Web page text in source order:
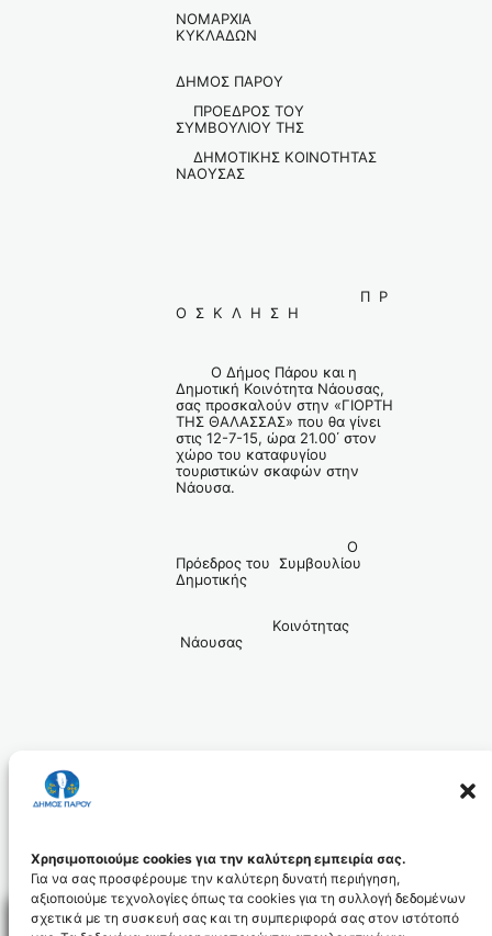
Χρησιμοποιούμε cookies για την καλύτερη εμπειρία σας.
Για να σας προσφέρουμε την καλύτερη δυνατή περιήγηση,
αξιοποιούμε τεχνολογίες όπως τα cookies για τη συλλογή δεδομένων
σχετικά με τη συσκευή σας και τη συμπεριφορά σας στον ιστότοπό
ΝΟΜΑΡΧΙΑ
ΚΥΚΛΑΔΩΝ
ΔΗΜΟΣ ΠΑΡΟΥ
ΠΡΟΕΔΡΟΣ ΤΟΥ
ΣΥΜΒΟΥΛΙΟΥ ΤΗΣ
ΔΗΜΟΤΙΚΗΣ ΚΟΙΝΟΤΗΤΑΣ
ΝΑΟΥΣΑΣ
Π Ρ
Ο Σ Κ Λ Η Σ Η
O Δήμος Πάρου και η
Δημοτική Κοινότητα Νάουσας,
σας προσκαλούν στην «ΓΙΟΡΤΗ
ΤΗΣ ΘΑΛΑΣΣΑΣ» που θα γίνει
στις 12-7-15, ώρα 21.00΄ στον
χώρο του καταφυγίου
τουριστικών σκαφών στην
Νάουσα.
Ο
Πρόεδρος του Συμβουλίου
Δημοτικής
Κοινότητας
Νάουσας